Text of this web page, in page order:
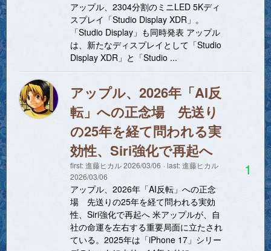
アップル、2304分割のミニLED 5Kディ
スプレイ「Studio Display XDR」。
「Studio Display」も同時発表 アップル
は、新たなディスプレイとして「Studio
Display XDR」と「Studio ...
アップル、2026年「AI反
転」への正念場 先送り
の25年を経て問われる実
効性、Siri強化で再起へ
first:進藤ヒカル2026/03/06 last:進藤ヒカル
2026/03/06
アップル、2026年「AI反転」への正念
場 先送りの25年を経て問われる実効
性、Siri強化で再起へ 米アップルが、自
社の命運を左右する重要局面に立たされ
ている。2025年は「iPhone 17」シリー
1